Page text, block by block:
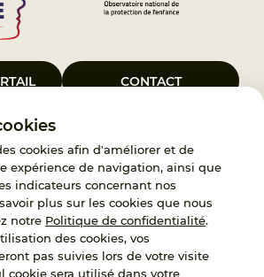
cookies afin d'améliorer et de
expérience de navigation, ainsi que
indicateurs concernant nos
plus sur les cookies que nous
notre Politique de confidentialité.
des cookies, vos
pas suivies lors de votre visite
cookie sera utilisé dans votre
CONTACT
Public France Enfance Protégée, créé le 5
d’assurer les missions de service public du
des adoptants et de traitement des
origines personnelles. France Enfance
un observatoire et une ressource pour
ainsi qu’un appui à l’élaboration de la
le soutien à l’activité des conseils